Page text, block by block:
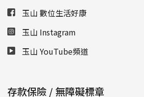
玉山 數位生活好康
玉山 Instagram
玉山 YouTube頻道
存款保險 / 無障礙標章